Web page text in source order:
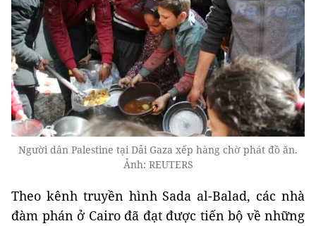
Người dân Palestine tại Dải Gaza xếp hàng chờ phát đồ ăn.
Ảnh: REUTERS
Theo kênh truyền hình Sada al-Balad, các nhà
đàm phán ở Cairo đã đạt được tiến bộ về những